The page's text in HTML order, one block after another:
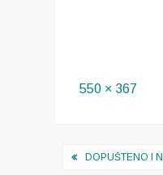
Full
550 × 367
DOPUŠTENO I